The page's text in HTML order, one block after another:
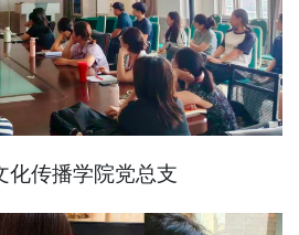
化传播学院党总支